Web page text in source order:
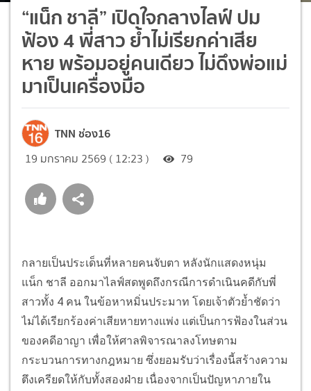
“แน็ก ชาลี” เปิดใจกลางไลฟ์ ปม
ฟ้อง 4 พี่สาว ย้ำไม่เรียกค่าเสีย
หาย พร้อมอยู่คนเดียว ไม่ดึงพ่อแม่
มาเป็นเครื่องมือ
TNN ช่อง16
19 มกราคม 2569 ( 12:23 ) 79
กลายเป็นประเด็นที่หลายคนจับตา หลังนักแสดงหนุ่ม
แน็ก ชาลี ออกมาไลฟ์สดพูดถึงกรณีการดำเนินคดีกับพี่
สาวทั้ง 4 คน ในข้อหาหมิ่นประมาท โดยเจ้าตัวย้ำชัดว่า
ไม่ได้เรียกร้องค่าเสียหายทางแพ่ง แต่เป็นการฟ้องในส่วน
ของคดีอาญา เพื่อให้ศาลพิจารณาลงโทษตาม
กระบวนการทางกฎหมาย ซึ่งยอมรับว่าเรื่องนี้สร้างความ
ตึงเครียดให้กับทั้งสองฝ่าย เนื่องจากเป็นปัญหาภายใน